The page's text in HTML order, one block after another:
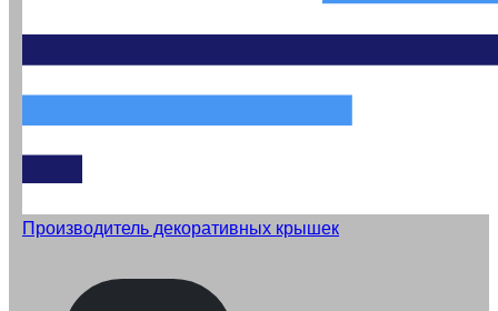
Производитель декоративных крышек